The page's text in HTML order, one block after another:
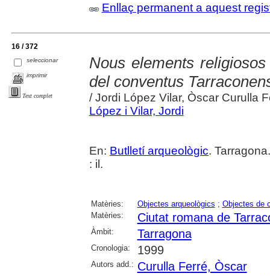
Enllaç permanent a aquest
16 / 372
seleccionar
imprimir
Text complet
Nous elements
del conventus
/ Jordi López Vilar, Òscar Curulla
López i Vilar, Jordi
En: Butlletí arqueològic.
: il.
Matèries: Objectes arqueològics ; Objectes de
Matèries:
Ciutat romana de
Àmbit: Tarragona
Cronologia: 1999
Autors add.: Curulla Ferré, Òscar